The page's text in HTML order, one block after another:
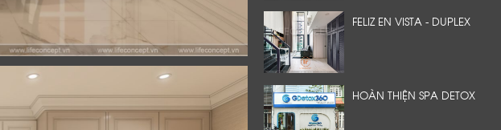
FELIZ EN VISTA - DUPLEX
HOÀN THIỆN SPA DETOX